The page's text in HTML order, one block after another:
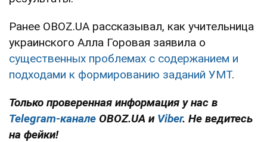
Ранее OBOZ.UA рассказывал, как учительница
украинского Алла Горовая заявила о
существенных проблемах с содержанием и
подходами к формированию заданий УМТ.
Только проверенная информация у нас в
Telegram-канале OBOZ.UA и Viber. Не ведитесь
на фейки!